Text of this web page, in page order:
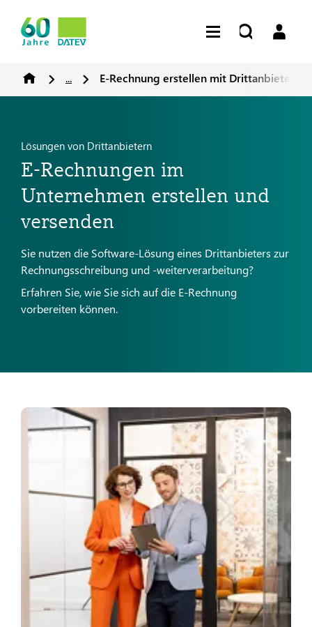
... E-Rechnung erstellen mit Drittanbieter
Lösungen von Drittanbietern
E-Rechnungen im
Unternehmen erstellen und
versenden
Sie nutzen die Software-Lösung eines Drittanbieters zur
Rechnungsschreibung und -weiterverarbeitung?
Erfahren Sie, wie Sie sich auf die E-Rechnung
vorbereiten können.